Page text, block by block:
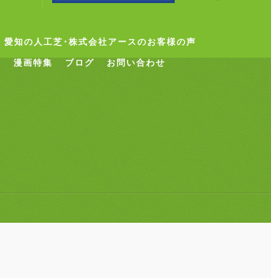
愛知の人工芝･株式会社アースのお客様の声
漫画特集 ブログ
お問い合わせ